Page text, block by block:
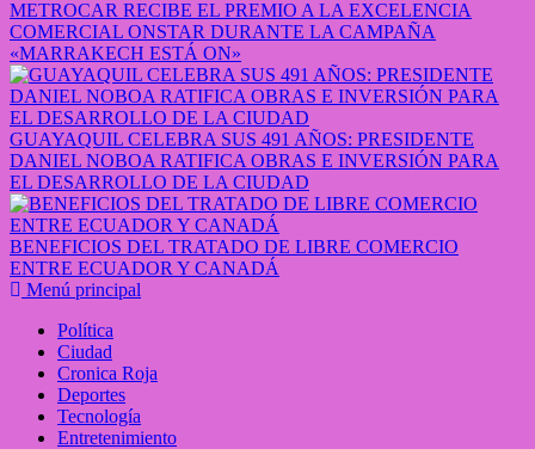
METROCAR RECIBE EL PREMIO A LA EXCELENCIA
COMERCIAL ONSTAR DURANTE LA CAMPAÑA
«MARRAKECH ESTÁ ON»
GUAYAQUIL CELEBRA SUS 491 AÑOS: PRESIDENTE
DANIEL NOBOA RATIFICA OBRAS E INVERSIÓN PARA
EL DESARROLLO DE LA CIUDAD
BENEFICIOS DEL TRATADO DE LIBRE COMERCIO
ENTRE ECUADOR Y CANADÁ
Menú principal
Política
Ciudad
Cronica Roja
Deportes
Tecnología
Entretenimiento